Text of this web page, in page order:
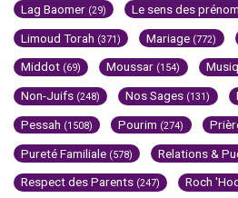
Lag Baomer (29) Le sens des
Limoud Torah (371) Mariage (772)
Middot (69) Moussar (154)
Non-Juifs (248) Nos Sages (131)
Pessah (1508) Pourim (274)
Pureté Familiale (578) Relations &
Respect des Parents (247) Roch